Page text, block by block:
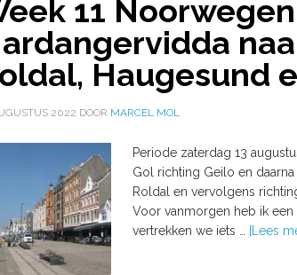
11
Haugesund
2022 DOOR MARCEL MOL
Periode zaterdag 13
Gol richting Geilo en
Roldal en vervolgens
Voor vanmorgen heb ik een
vertrekken we iets …
[Lees